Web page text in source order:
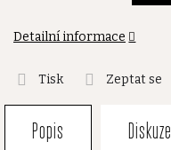
Detailní informace
Tisk Zeptat se
Popis Diskuze